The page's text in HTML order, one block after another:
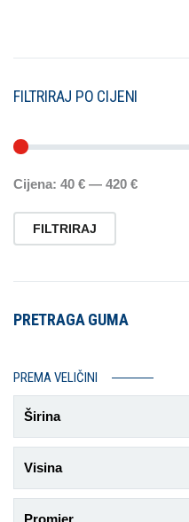
FILTRIRAJ PO CIJENI
FILTRIRAJ
Cijena: 40 € — 420 €
PRETRAGA GUMA
PREMA VELIČINI
Širina
Visina
Promjer